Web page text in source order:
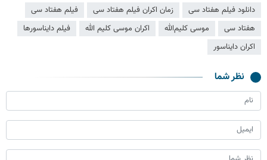
دانلود فیلم هفتاد سی
زمان اکران فیلم هفتاد سی
فیلم هفتاد سی
هفتاد سی
موسی کلیم‌الله اکران موسی کلیم الله
فیلم دایناسورها
اکران دایناسور
نظر شما